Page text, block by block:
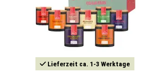
Lieferzeit ca. 1-3 Werktage